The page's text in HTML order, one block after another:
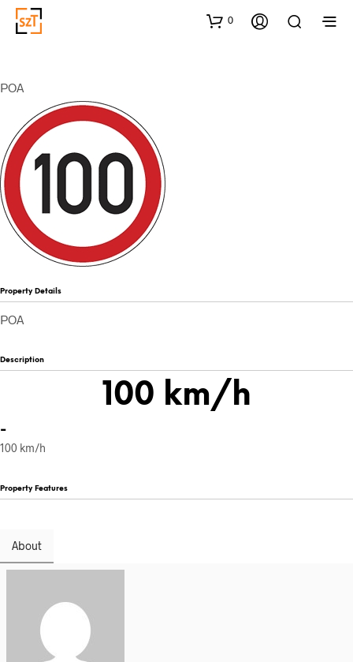
0
POA
Property Details
POA
Description
100 km/h
-
100 km/h
Property Features
About